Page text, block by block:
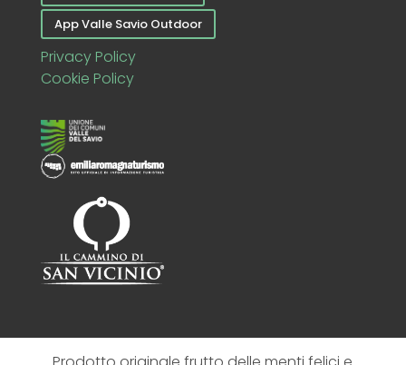
App Valle Savio Outdoor
Privacy Policy
Cookie Policy